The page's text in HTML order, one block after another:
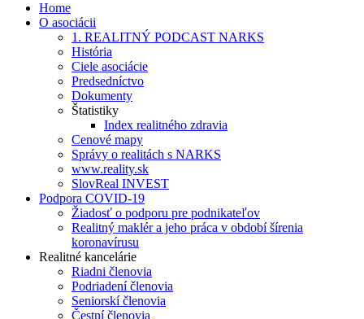
Home
O asociácii
1. REALITNÝ PODCAST NARKS
História
Ciele asociácie
Predsedníctvo
Dokumenty
Štatistiky
Index realitného zdravia
Cenové mapy
Správy o realitách s NARKS
www.reality.sk
SlovReal INVEST
Podpora COVID-19
Žiadosť o podporu pre podnikateľov
Realitný maklér a jeho práca v období šírenia
koronavírusu
Realitné kancelárie
Riadni členovia
Podriadení členovia
Seniorskí členovia
Čestní členovia